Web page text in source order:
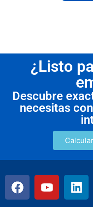
¿Listo
Descubre
necesitas